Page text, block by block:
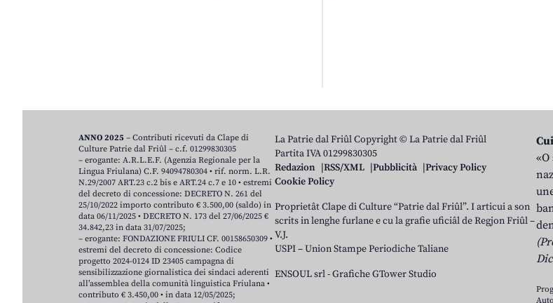
La Patrie dal Friûl Copyright © La Patrie dal Friûl
Partita IVA 01299830305
Redazion
RSS/XML Pubblicità
Privacy Policy
Cookie Policy
Proprietât Clape di Culture “Patrie dal Friûl”. I articui a son
scrits in lenghe furlane e cu la grafie uficiâl de Regjon Friûl –
V.J.
USPI – Union Stampe Periodiche Taliane
ENSOUL srl-Grafiche GTower Studio
ANNO 2025 – Contributi ricevuti da Clape di
Culture Patrie dal Friûl – c.f. 01299830305
– erogante: A.R.L.E.F. (Agenzia Regionale per la
Lingua Friulana) C.F. 94094780304 • rif. norm. L.R.
N.29/2007 ART.23 c.2 bis e ART.24 c.7 e 10 • estremi
del decreto di concessione: DECRETO N. 261 del
25/10/2022 importo contributo € 3.500,00 (saldo) in
data 06/11/2025 • DECRETO N. 173 del 27/06/2025 €
34.842,23 in data 31/07/2025;
– erogante: FONDAZIONE FRIULI CF. 00158650309 •
estremi del decreto di concessione: Codice
progetto 2024-0124 ID 23405 campagna di
sensibilizzazione giornalistica dei sindaci aderenti
all’assemblea della comunità linguistica Friulana •
contributo € 3.450,00 • in data 12/05/2025;